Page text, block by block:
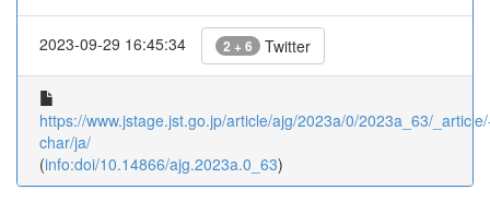
2023-09-29 16:45:34 2 + 6 Twitter
https://www.jstage.jst.go.jp/article/ajg/2023a/0/2023a_63/
char/ja/
(info:doi/10.14866/ajg.2023a.0_63)